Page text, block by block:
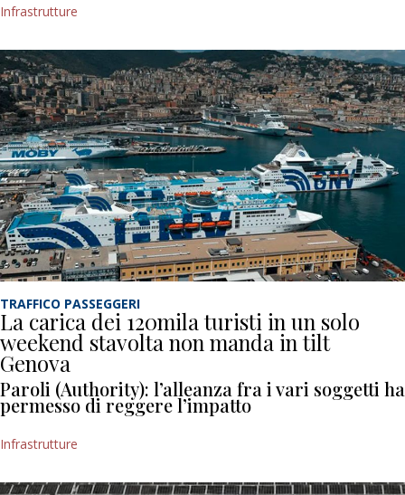
Infrastrutture
TRAFFICO PASSEGGERI
La carica dei 120mila turisti in un solo
weekend stavolta non manda in tilt
Genova
Paroli (Authority): l’alleanza fra i vari soggetti ha
permesso di reggere l’impatto
Infrastrutture